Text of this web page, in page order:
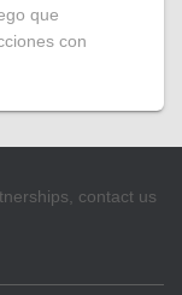
que
con
contact us